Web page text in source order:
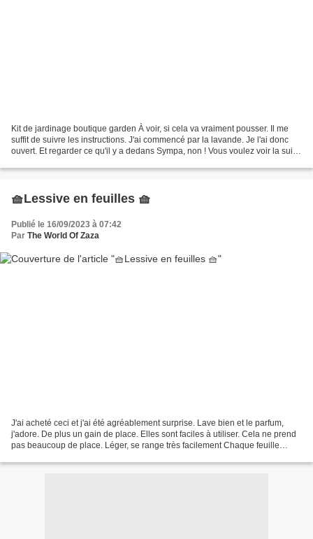
Kit de jardinage boutique garden À voir, si cela va vraiment pousser. Il me
suffit de suivre les instructions. J'ai commencé par la lavande. Je l'ai donc
ouvert. Et regarder ce qu'il y a dedans Sympa, non ! Vous voulez voir la suite
🧺Lessive en feuilles 🧺
Publié le 16/09/2023 à 07:42
Par The World Of Zaza
J'ai acheté ceci et j'ai été agréablement surprise. Lave bien et le parfum,
j'adore. De plus un gain de place. Elles sont faciles à utiliser. Cela ne prend
pas beaucoup de place. Léger, se range très facilement Chaque feuille